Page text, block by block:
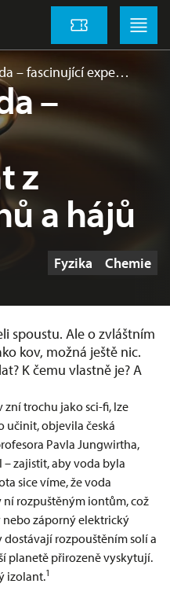
Vstupenky
Menu
– fascinující expe…
–
z
a hájů
Štítky
Fyzika Chemie
spoustu. Ale o zvláštním
kov, možná ještě nic.
K čemu vlastně je? A
trochu jako sci-fi, lze
učinit, objevila česká
Pavla Jungwirtha,
zajistit, aby voda byla
sice víme, že voda
rozpuštěným iontům, což
nebo záporný elektrický
rozpouštěním solí a
planetě přirozeně vyskytují.
izolant.1